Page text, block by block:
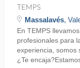
TEMPS
Massalavés,
En TEMPS
profesionales para
experiencia, somos
¿Te encaja?Estamos